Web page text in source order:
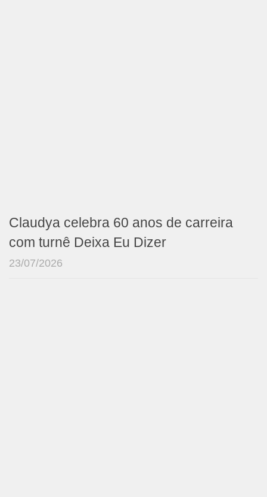
Claudya celebra 60 anos de carreira
com turnê Deixa Eu Dizer
23/07/2026